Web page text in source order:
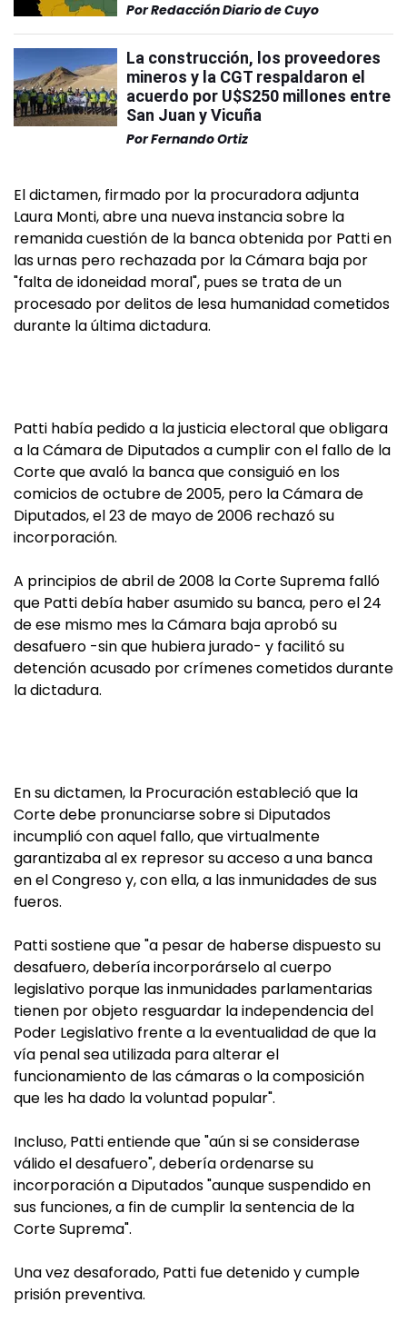
PorRedacción Diario de Cuyo
La construcción, los proveedores
mineros y la CGT respaldaron el
acuerdo por U$S250 millones entre
San Juan y Vicuña
PorFernando Ortiz
El dictamen, firmado por la procuradora adjunta
Laura Monti, abre una nueva instancia sobre la
remanida cuestión de la banca obtenida por Patti en
las urnas pero rechazada por la Cámara baja por
"falta de idoneidad moral", pues se trata de un
procesado por delitos de lesa humanidad cometidos
durante la última dictadura.
Patti había pedido a la justicia electoral que obligara
a la Cámara de Diputados a cumplir con el fallo de la
Corte que avaló la banca que consiguió en los
comicios de octubre de 2005, pero la Cámara de
Diputados, el 23 de mayo de 2006 rechazó su
incorporación.
A principios de abril de 2008 la Corte Suprema falló
que Patti debía haber asumido su banca, pero el 24
de ese mismo mes la Cámara baja aprobó su
desafuero -sin que hubiera jurado- y facilitó su
detención acusado por crímenes cometidos durante
la dictadura.
En su dictamen, la Procuración estableció que la
Corte debe pronunciarse sobre si Diputados
incumplió con aquel fallo, que virtualmente
garantizaba al ex represor su acceso a una banca
en el Congreso y, con ella, a las inmunidades de sus
fueros.
Patti sostiene que "a pesar de haberse dispuesto su
desafuero, debería incorporárselo al cuerpo
legislativo porque las inmunidades parlamentarias
tienen por objeto resguardar la independencia del
Poder Legislativo frente a la eventualidad de que la
vía penal sea utilizada para alterar el
funcionamiento de las cámaras o la composición
que les ha dado la voluntad popular".
Incluso, Patti entiende que "aún si se considerase
válido el desafuero", debería ordenarse su
incorporación a Diputados "aunque suspendido en
sus funciones, a fin de cumplir la sentencia de la
Corte Suprema".
Una vez desaforado, Patti fue detenido y cumple
prisión preventiva.